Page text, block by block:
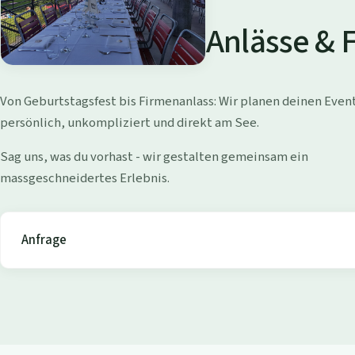
d
i
W
o
l
l
i
s
Anlässe &
Von Geburtstagsfest bis Firmenanlass: Wir planen deinen
persönlich, unkompliziert und direkt am See.
Sag uns, was du vorhast - wir gestalten gemeinsam ein
massgeschneidertes Erlebnis.
Anfrage